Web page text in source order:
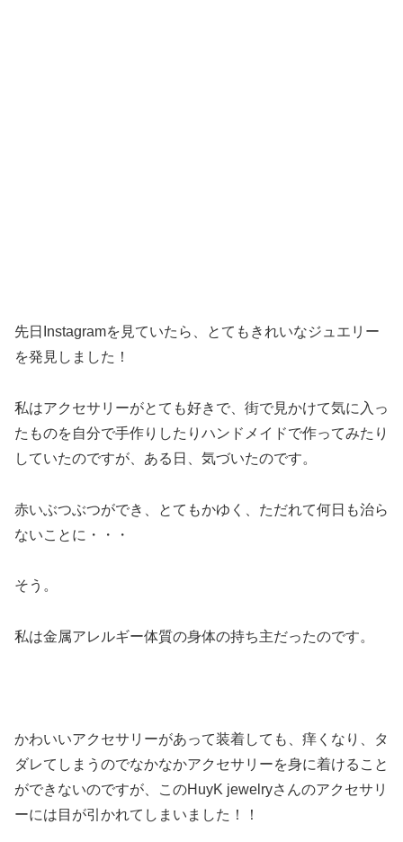
先日Instagramを見ていたら、とてもきれいなジュエリー
を発見しました！
私はアクセサリーがとても好きで、街で見かけて気に入っ
たものを自分で手作りしたりハンドメイドで作ってみたり
していたのですが、ある日、気づいたのです。
赤いぶつぶつができ、とてもかゆく、ただれて何日も治ら
ないことに・・・
そう。
私は金属アレルギー体質の身体の持ち主だったのです。
かわいいアクセサリーがあって装着しても、痒くなり、タ
ダレてしまうのでなかなかアクセサリーを身に着けること
ができないのですが、このHuyK jewelryさんのアクセサリ
ーには目が引かれてしまいました！！